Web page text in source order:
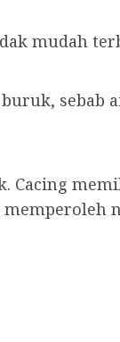
mudah
sebab
Cacing